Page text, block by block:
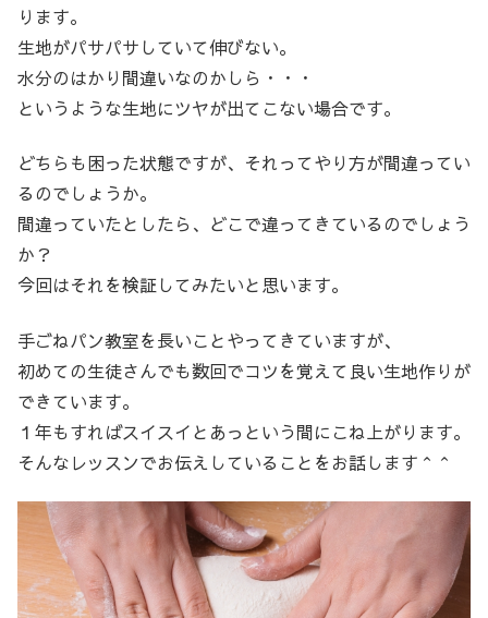
ります。
生地がパサパサしていて伸びない。
水分のはかり間違いなのかしら・・・
というような生地にツヤが出てこない場合です。
どちらも困った状態ですが、それってやり方が間違ってい
るのでしょうか。
間違っていたとしたら、どこで違ってきているのでしょう
か？
今回はそれを検証してみたいと思います。
手ごねパン教室を長いことやってきていますが、
初めての生徒さんでも数回でコツを覚えて良い生地作りが
できています。
１年もすればスイスイとあっという間にこね上がります。
そんなレッスンでお伝えしていることをお話します＾＾